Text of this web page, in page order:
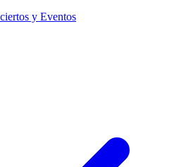
y Eventos